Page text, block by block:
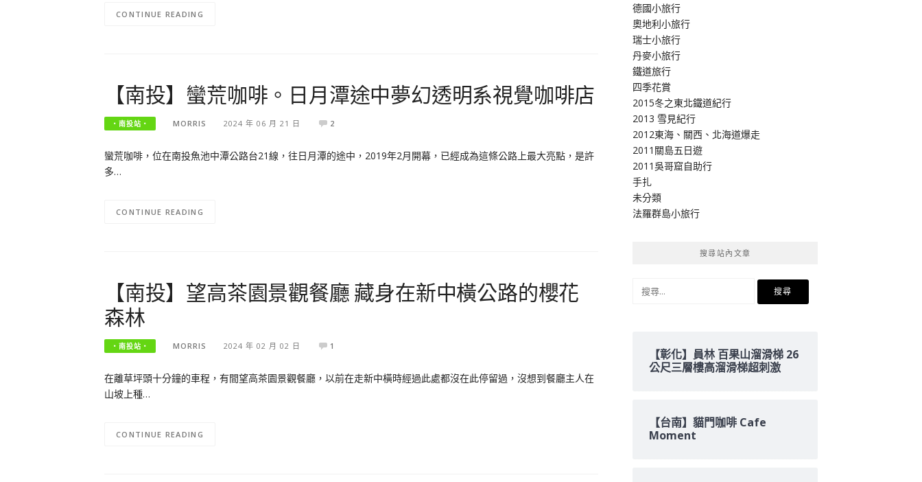
CONTINUE READING
【南投】蠻荒咖啡。日月潭途中夢幻透明系視覺咖啡店
‧南投站‧ MORRIS 2024 年 06 月 21 日 2
蠻荒咖啡，位在南投魚池中潭公路台21線，往日月潭的途中，2019年2月開幕，已經成為這條公路上最大亮點，是許
多…
CONTINUE READING
【南投】望高茶園景觀餐廳 藏身在新中橫公路的櫻花
森林
‧南投站‧ MORRIS 2024 年 02 月 02 日 1
在離草坪頭十分鐘的車程，有間望高茶園景觀餐廳，以前在走新中橫時經過此處都沒在此停留過，沒想到餐廳主人在
山坡上種…
CONTINUE READING
德國小旅行
奧地利小旅行
瑞士小旅行
丹麥小旅行
鐵道旅行
四季花賞
2015冬之東北鐵道紀行
2013 雪見紀行
2012東海、關西、北海道爆走
2011關島五日遊
2011吳哥窟自助行
手扎
未分類
法羅群島小旅行
搜尋站內文章
【彰化】員林 百果山溜滑梯 26
公尺三層樓高溜滑梯超刺激
【台南】貓門咖啡 Cafe
Moment